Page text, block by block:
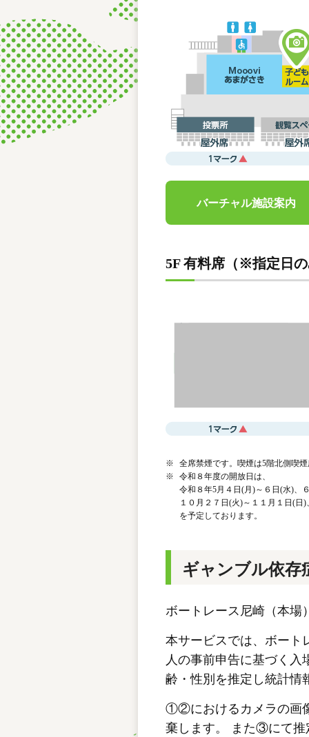
バーチャル施設案内
5F 有料席（※指定日
※
全席禁煙です。喫煙は5階北側喫
※
令和８年度の開放日は、
令和８年5月４日(月)～６日(水)、
１０月２７日(火)～１１月１日(日
を予定しております。
ギャンブル依存
ボートレース尼崎（本場
本サービスでは、ボート
人の事前申告に基づく
齢・性別を推定し統計情
①②におけるカメラの画
棄します。 また③にて推